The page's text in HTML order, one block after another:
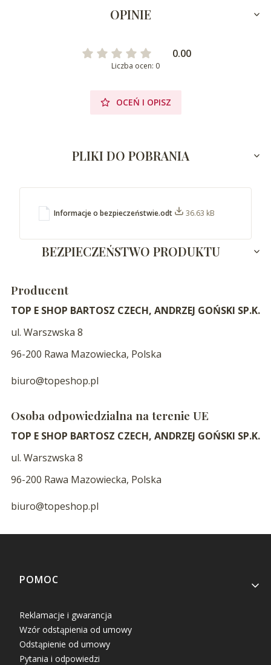
OPINIE
0.00
Liczba ocen: 0
OCEŃ I OPISZ
PLIKI DO POBRANIA
Informacje o bezpieczeństwie.odt 36.63 kB
BEZPIECZEŃSTWO PRODUKTU
Producent
TOP E SHOP BARTOSZ CZECH, ANDRZEJ GOŃSKI SP.K.
ul. Warszwska 8
96-200 Rawa Mazowiecka, Polska
biuro@topeshop.pl
Osoba odpowiedzialna na terenie UE
TOP E SHOP BARTOSZ CZECH, ANDRZEJ GOŃSKI SP.K.
ul. Warszwska 8
96-200 Rawa Mazowiecka, Polska
biuro@topeshop.pl
Linki w stopce
POMOC
Reklamacje i gwarancja
Wzór odstąpienia od umowy
Odstąpienie od umowy
Pytania i odpowiedzi